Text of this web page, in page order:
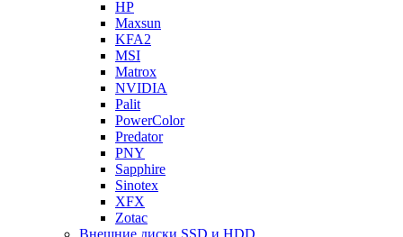
HP
Maxsun
KFA2
MSI
Matrox
NVIDIA
Palit
PowerColor
Predator
PNY
Sapphire
Sinotex
XFX
Zotac